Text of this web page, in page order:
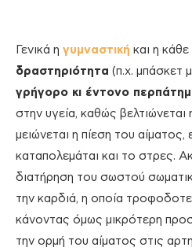
Γενικά η γυμναστική και η κάθε
δραστηριότητα (π.χ. μπάσκετ
γρήγορο κι έντονο
στην υγεία, καθώς
μειώνεται η πίεση του
καταπολεμάται και το στρες.
διατήρηση του σωστού
την καρδιά, η οποία
κάνοντας όμως μικρότερη
την ορμή του αίματος στις